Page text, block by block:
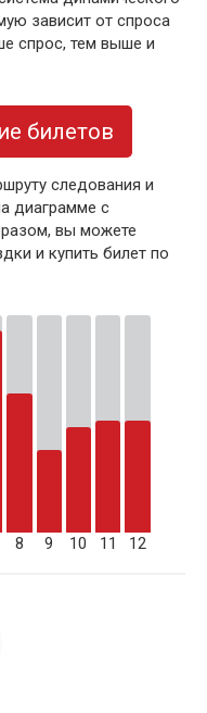
зависит от спроса
спрос, тем выше и
билетов
следования и
диаграмме с
вы можете
и купить билет по
8 9 10 11 12